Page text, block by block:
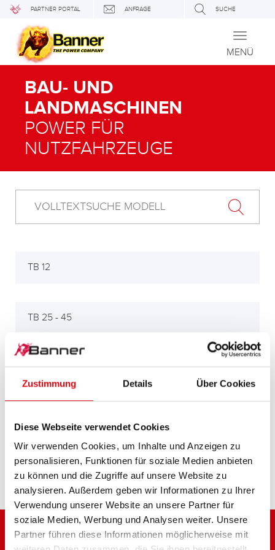
Zustimmung Details Über Cookies
Diese Webseite verwendet Cookies
Wir verwenden Cookies, um Inhalte und Anzeigen zu
personalisieren, Funktionen für soziale Medien anbieten
zu können und die Zugriffe auf unsere Website zu
analysieren. Außerdem geben wir Informationen zu Ihrer
Verwendung unserer Website an unsere Partner für
soziale Medien, Werbung und Analysen weiter. Unsere
Partner führen diese Informationen möglicherweise mit
PARTNER PORTAL ANFRAGE SUCHE
Toggle
MENÜ
BAU- UND
LANDMASCHINEN
POWER FÜR
NUTZFAHRZEUGE
TB 12
TB 25 - 45
TB 650S